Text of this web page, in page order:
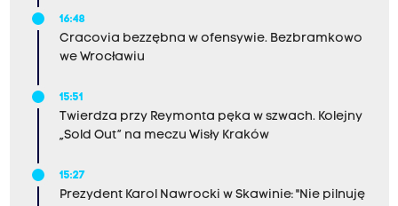
16:48
Cracovia bezzębna w ofensywie. Bezbramkowo
we Wrocławiu
15:51
Twierdza przy Reymonta pęka w szwach. Kolejny
„Sold Out” na meczu Wisły Kraków
15:27
Prezydent Karol Nawrocki w Skawinie: "Nie pilnuję